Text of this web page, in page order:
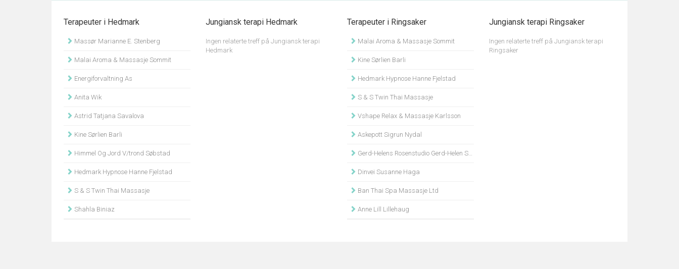
Terapeuter i Hedmark
Massør Marianne E. Stenberg
Malai Aroma & Massasje Sommit
Energiforvaltning As
Anita Wik
Astrid Tatjana Savalova
Kine Sørlien Barli
Himmel Og Jord V/trond Søbstad
Hedmark Hypnose Hanne Fjelstad
S & S Twin Thai Massasje
Shahla Biniaz
Jungiansk terapi Hedmark
Ingen relaterte treff på Jungiansk terapi
Hedmark
Terapeuter i Ringsaker
Malai Aroma & Massasje Sommit
Kine Sørlien Barli
Hedmark Hypnose Hanne Fjelstad
S & S Twin Thai Massasje
Vshape Relax & Massasje Karlsson
Askepott Sigrun Nydal
Gerd-Helens Rosenstudio Gerd-Helen Sandnes
Dinvei Susanne Haga
Ban Thai Spa Massasje Ltd
Anne Lill Lillehaug
Jungiansk terapi Ringsaker
Ingen relaterte treff på Jungiansk terapi
Ringsaker